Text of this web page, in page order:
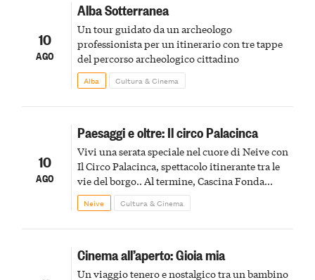
10
AGO
Alba Sotterranea
Un tour guidato da un archeologo
professionista per un itinerario con tre tappe
del percorso archeologico cittadino
Alba Cultura & Cinema
10
AGO
Paesaggi e oltre: Il circo Palacinca
Vivi una serata speciale nel cuore di Neive con
Il Circo Palacinca, spettacolo itinerante tra le
vie del borgo.. Al termine, Cascina Fonda
Winery offrirà una degustazione di due
spumanti.
Neive Cultura & Cinema
Cinema all’aperto: Gioia mia
Un viaggio tenero e nostalgico tra un bambino